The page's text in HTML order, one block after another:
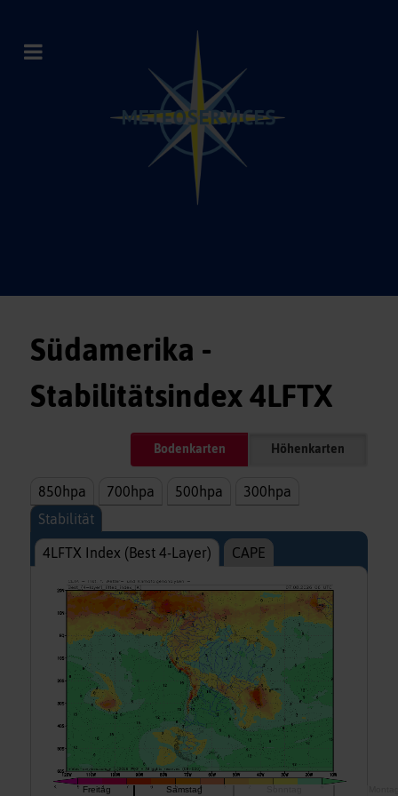
Südamerika -
Stabilitätsindex 4LFTX
Bodenkarten Höhenkarten
850hpa 700hpa 500hpa
300hpa
Stabilität
4LFTX Index (Best 4-Layer) CAPE